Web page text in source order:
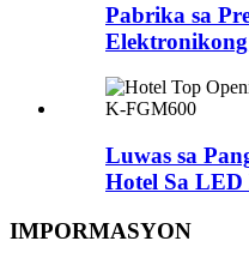
Pabrika sa
Luwas sa
Hotel Sa
IMPORMASYON